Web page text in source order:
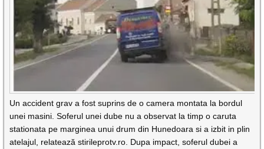
Un accident grav a fost suprins de o camera montata la bordul
unei masini. Soferul unei dube nu a observat la timp o caruta
stationata pe marginea unui drum din Hunedoara si a izbit in plin
atelajul, relatează stirileprotv.ro. Dupa impact, soferul dubei a